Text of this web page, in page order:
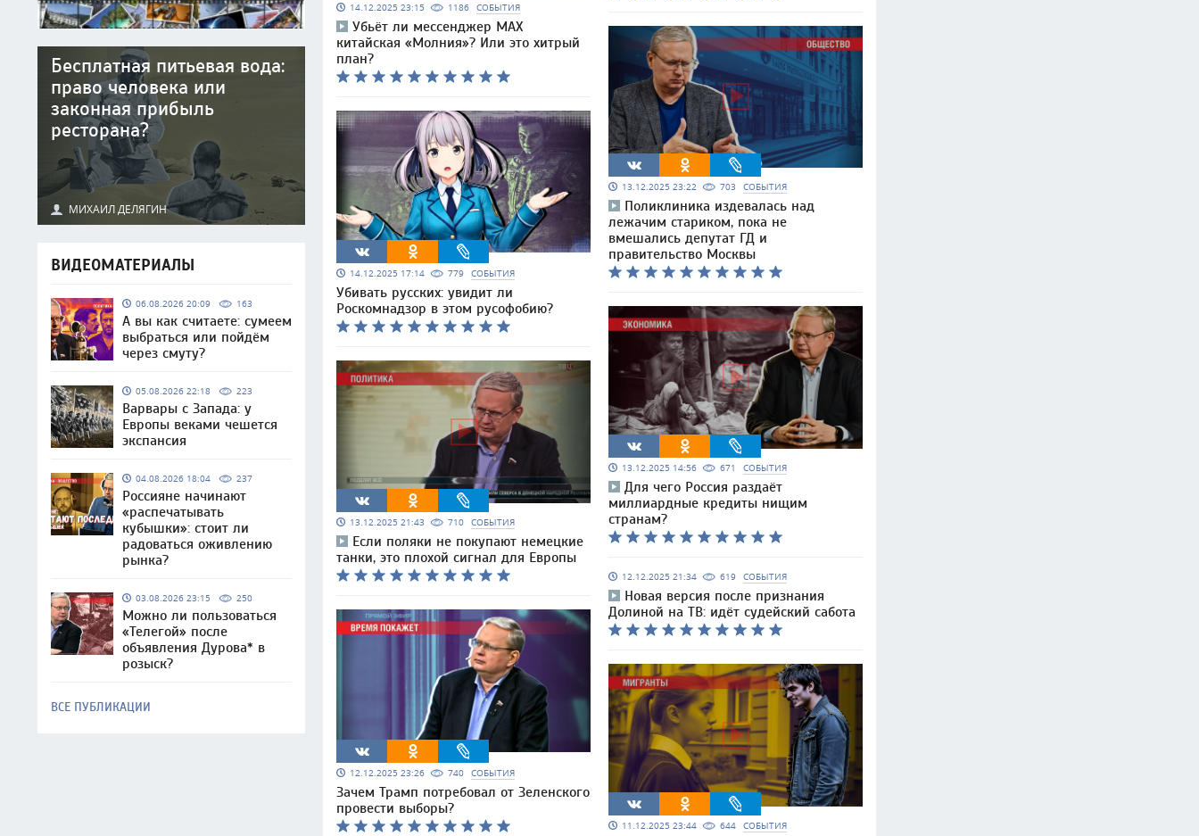
Бесплатная питьевая вода:
право человека или
законная прибыль
ресторана?
МИХАИЛ ДЕЛЯГИН
ВИДЕОМАТЕРИАЛЫ
06.08.2026 20:09 163
А вы как считаете: сумеем
выбраться или пойдём
через смуту?
05.08.2026 22:18 223
Варвары с Запада: у
Европы веками чешется
экспансия
04.08.2026 18:04 237
Россияне начинают
«распечатывать
кубышки»: стоит ли
радоваться оживлению
рынка?
03.08.2026 23:15 250
Можно ли пользоваться
«Телегой» после
объявления Дурова* в
розыск?
ВСЕ ПУБЛИКАЦИИ
14.12.2025 23:15 1186 СОБЫТИЯ
Убьёт ли мессенджер МАХ
китайская «Молния»? Или это хитрый
план?
14.12.2025 17:14 779 СОБЫТИЯ
Убивать русских: увидит ли
Роскомнадзор в этом русофобию?
13.12.2025 21:43 710 СОБЫТИЯ
Если поляки не покупают немецкие
танки, это плохой сигнал для Европы
12.12.2025 23:26 740 СОБЫТИЯ
Зачем Трамп потребовал от Зеленского
провести выборы?
13.12.2025 23:22 703 СОБЫТИЯ
Поликлиника издевалась над
лежачим стариком, пока не
вмешались депутат ГД и
правительство Москвы
13.12.2025 14:56 671 СОБЫТИЯ
Для чего Россия раздаёт
миллиардные кредиты нищим
странам?
12.12.2025 21:34 619 СОБЫТИЯ
Новая версия после признания
Долиной на ТВ: идёт судейский сабота
11.12.2025 23:44 644 СОБЫТИЯ